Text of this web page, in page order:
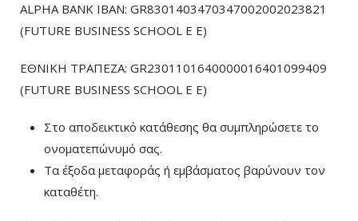
ALPHA BANK IBAN: GR8301403470347002002023821
(FUTURE BUSINESS SCHOOL E E)
ΕΘΝΙΚΗ ΤΡΑΠΕΖΑ: GR2301101640000016401099409
(FUTURE BUSINESS SCHOOL E E)
Στο αποδεικτικό κατάθεσης θα συμπληρώσετε το
ονοματεπώνυμό σας.
Τα έξοδα μεταφοράς ή εμβάσματος βαρύνουν τον
καταθέτη.